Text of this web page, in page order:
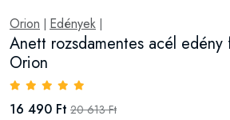
Orion Edények
Anett rozsdamentes acél
Orion
16 490 Ft 20 613 Ft